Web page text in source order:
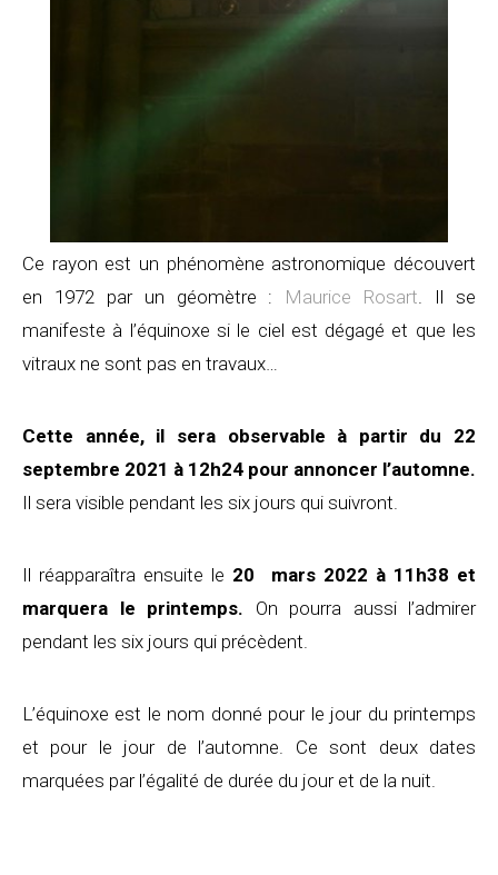
Ce rayon est un phénomène astronomique découvert
en 1972 par un géomètre : Maurice Rosart . Il se
manifeste à l’équinoxe si le ciel est dégagé et que les
vitraux ne sont pas en travaux…
Cette année, il sera observable à partir du 22
septembre 2021 à 12h24 pour annoncer l’automne.
Il sera visible pendant les six jours qui suivront.
Il réapparaîtra ensuite le 20 mars 2022 à 11h38 et
marquera le printemps. On pourra aussi l’admirer
pendant les six jours qui précèdent.
L’équinoxe est le nom donné pour le jour du printemps
et pour le jour de l’automne. Ce sont deux dates
marquées par l’égalité de durée du jour et de la nuit.